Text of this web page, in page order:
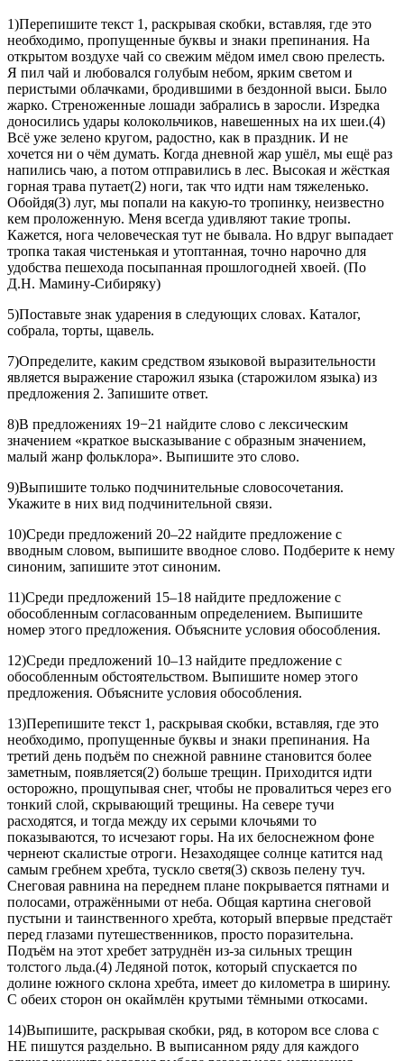
1)Перепишите текст 1, раскрывая скобки, вставляя, где это
необходимо, пропущенные буквы и знаки препинания. На
открытом воздухе чай со свежим мёдом имел свою прелесть.
Я пил чай и любовался голубым небом, ярким светом и
перистыми облачками, бродившими в бездонной выси. Было
жарко. Стреноженные лошади забрались в заросли. Изредка
доносились удары колокольчиков, навешенных на их шеи.(4)
Всё уже зелено кругом, радостно, как в праздник. И не
хочется ни о чём думать. Когда дневной жар ушёл, мы ещё раз
напились чаю, а потом отправились в лес. Высокая и жёсткая
горная трава путает(2) ноги, так что идти нам тяжеленько.
Обойдя(3) луг, мы попали на какую-то тропинку, неизвестно
кем проложенную. Меня всегда удивляют такие тропы.
Кажется, нога человеческая тут не бывала. Но вдруг выпадает
тропка такая чистенькая и утоптанная, точно нарочно для
удобства пешехода посыпанная прошлогодней хвоей. (По
Д.Н. Мамину-Сибиряку)
5)Поставьте знак ударения в следующих словах. Каталог,
собрала, торты, щавель.
7)Определите, каким средством языковой выразительности
является выражение старожил языка (старожилом языка) из
предложения 2. Запишите ответ.
8)В предложениях 19−21 найдите слово с лексическим
значением «краткое высказывание с образным значением,
малый жанр фольклора». Выпишите это слово.
9)Выпишите только подчинительные словосочетания.
Укажите в них вид подчинительной связи.
10)Среди предложений 20–22 найдите предложение с
вводным словом, выпишите вводное слово. Подберите к нему
синоним, запишите этот синоним.
11)Среди предложений 15–18 найдите предложение с
обособленным согласованным определением. Выпишите
номер этого предложения. Объясните условия обособления.
12)Среди предложений 10–13 найдите предложение с
обособленным обстоятельством. Выпишите номер этого
предложения. Объясните условия обособления.
13)Перепишите текст 1, раскрывая скобки, вставляя, где это
необходимо, пропущенные буквы и знаки препинания. На
третий день подъём по снежной равнине становится более
заметным, появляется(2) больше трещин. Приходится идти
осторожно, прощупывая снег, чтобы не провалиться через его
тонкий слой, скрывающий трещины. На севере тучи
расходятся, и тогда между их серыми клочьями то
показываются, то исчезают горы. На их белоснежном фоне
чернеют скалистые отроги. Незаходящее солнце катится над
самым гребнем хребта, тускло светя(3) сквозь пелену туч.
Снеговая равнина на переднем плане покрывается пятнами и
полосами, отражёнными от неба. Общая картина снеговой
пустыни и таинственного хребта, который впервые предстаёт
перед глазами путешественников, просто поразительна.
Подъём на этот хребет затруднён из-за сильных трещин
толстого льда.(4) Ледяной поток, который спускается по
долине южного склона хребта, имеет до километра в ширину.
С обеих сторон он окаймлён крутыми тёмными откосами.
14)Выпишите, раскрывая скобки, ряд, в котором все слова с
НЕ пишутся раздельно. В выписанном ряду для каждого